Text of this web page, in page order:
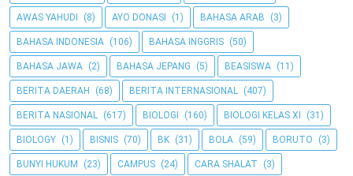
AWAS YAHUDI (8) AYO DONASI (1) BAHASA ARAB (3)
BAHASA INDONESIA (106) BAHASA INGGRIS (50)
BAHASA JAWA (2) BAHASA JEPANG (5) BEASISWA (11)
BERITA DAERAH (68) BERITA INTERNASIONAL (407)
BERITA NASIONAL (617) BIOLOGI (160) BIOLOGI KELAS XI (31)
BIOLOGY (1) BISNIS (70) BK (31) BOLA (59) BORUTO (3)
BUNYI HUKUM (23) CAMPUS (24) CARA SHALAT (3)